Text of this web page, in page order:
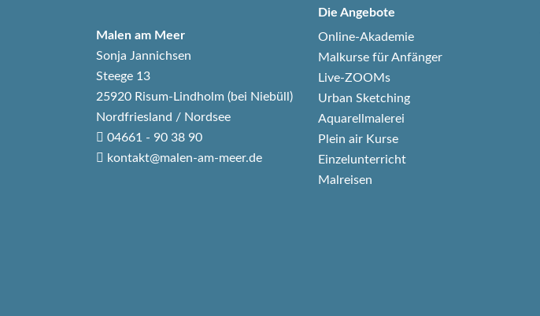
Malen am Meer
Sonja Jannichsen
Steege 13
25920 Risum-Lindholm (bei Niebüll)
Nordfriesland / Nordsee
04661 - 90 38 90
kontakt@malen-am-meer.de
Die Angebote
Online-Akademie
Malkurse für Anfänger
Live-ZOOMs
Urban Sketching
Aquarellmalerei
Plein air Kurse
Einzelunterricht
Malreisen